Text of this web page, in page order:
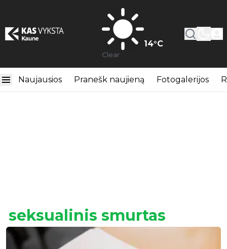
14°C
Clear
Naujausios Pranešk naujieną Fotogalerijos
seksualinis smurtas